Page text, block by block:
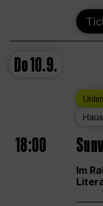
Do10.9.
18:00
Im